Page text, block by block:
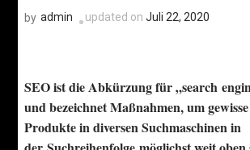
by admin updated onJuli 22, 2020
SEO ist die Abkürzung für „search
und bezeichnet Maßnahmen, um
Produkte in diversen Suchmaschinen in